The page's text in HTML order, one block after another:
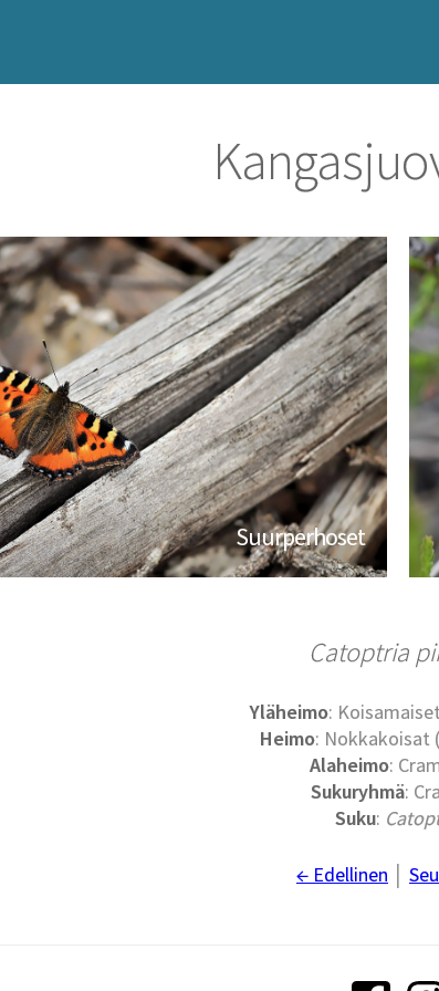
Suurperhoset
Catoptria
Yläheimo:
Heimo: Nokkakoisat
Alaheimo:
Sukuryhmä:
Suku:
← Edellinen